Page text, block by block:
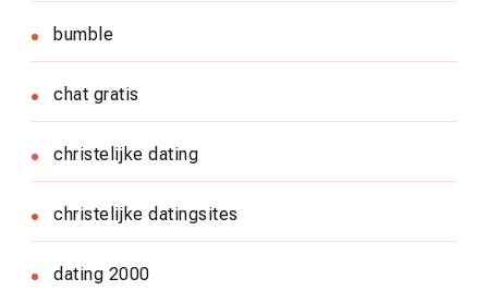
bumble
chat gratis
christelijke dating
christelijke datingsites
dating 2000